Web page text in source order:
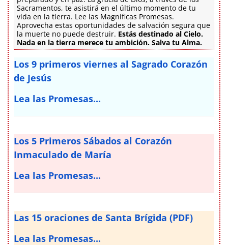
Sacramentos, te asistirá en el último momento de tu
vida en la tierra. Lee las Magníficas Promesas.
Aprovecha estas oportunidades de salvación segura que
la muerte no puede destruir. Estás destinado al Cielo.
Nada en la tierra merece tu ambición. Salva tu Alma.
Los 9 primeros viernes al Sagrado Corazón
de Jesús
Lea las Promesas...
Los 5 Primeros Sábados al Corazón
Inmaculado de María
Lea las Promesas...
Las 15 oraciones de Santa Brígida (PDF)
Lea las Promesas...